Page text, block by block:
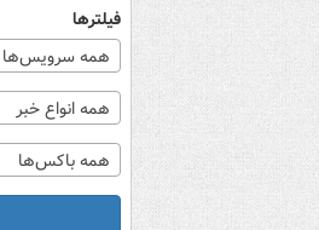
فیلترها
همه سرویس‌ها
همه انواع خبر
همه باکس‌ها